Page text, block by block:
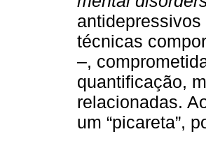
técnicas
–,
quantificação,
relacionadas.
um “picareta”,